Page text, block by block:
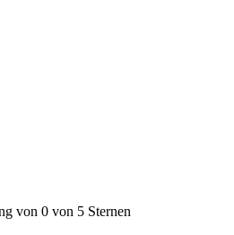
von 0 von 5 Sternen